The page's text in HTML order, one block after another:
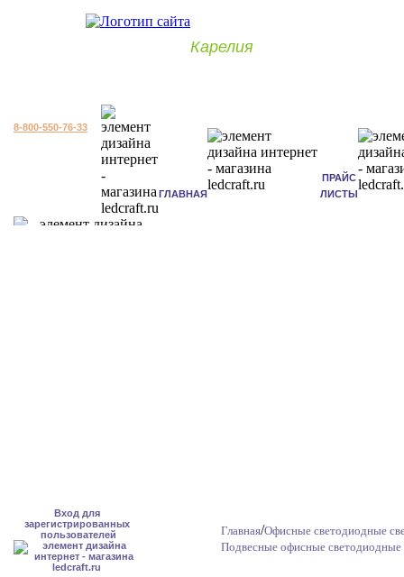
Карелия
8-800-550-76-33
ГЛАВНАЯ
ПРАЙС
ЛИСТЫ
Вход для
зарегистрированных
пользователей
Главная/Офисные светодиодные
Подвесные офисные